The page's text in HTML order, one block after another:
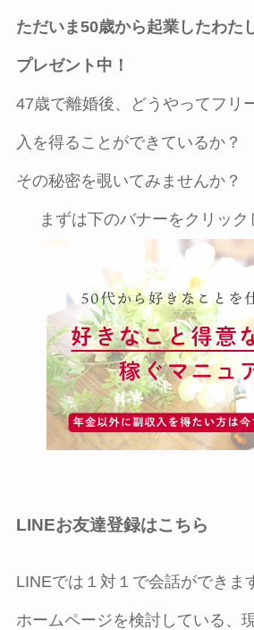
ただいま50歳から起業したわた
プレゼント中！
47歳で離婚後、どうやってフリ
入を得ることができているか？
その秘密を覗いてみませんか？
まずは下のバナーをクリック
LINEお友達登録はこちら
LINEでは１対１で会話ができま
ホームページを検討している、